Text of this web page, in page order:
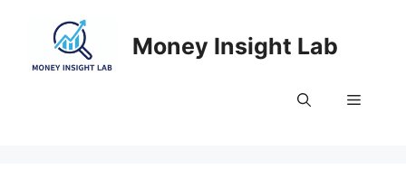
Money Insight Lab
메